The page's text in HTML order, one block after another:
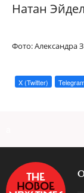
Натан
Фото: Александра
X (Twitter)